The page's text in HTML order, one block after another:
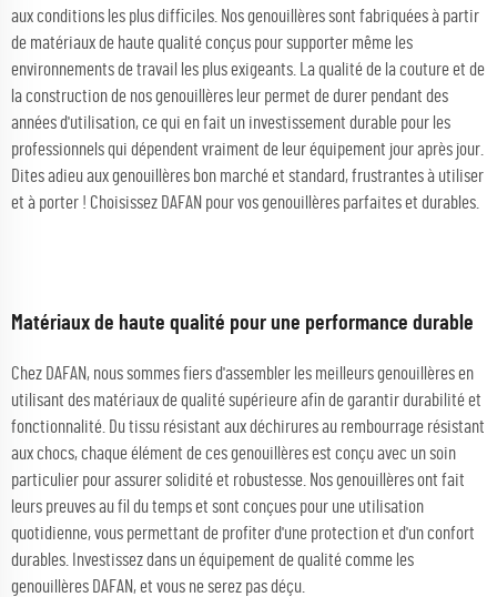
aux conditions les plus difficiles. Nos genouillères sont fabriquées à partir
de matériaux de haute qualité conçus pour supporter même les
environnements de travail les plus exigeants. La qualité de la couture et de
la construction de nos genouillères leur permet de durer pendant des
années d'utilisation, ce qui en fait un investissement durable pour les
professionnels qui dépendent vraiment de leur équipement jour après jour.
Dites adieu aux genouillères bon marché et standard, frustrantes à utiliser
et à porter ! Choisissez DAFAN pour vos genouillères parfaites et durables.
Matériaux de haute qualité pour une performance durable
Chez DAFAN, nous sommes fiers d'assembler les meilleurs genouillères en
utilisant des matériaux de qualité supérieure afin de garantir durabilité et
fonctionnalité. Du tissu résistant aux déchirures au rembourrage résistant
aux chocs, chaque élément de ces genouillères est conçu avec un soin
particulier pour assurer solidité et robustesse. Nos genouillères ont fait
leurs preuves au fil du temps et sont conçues pour une utilisation
quotidienne, vous permettant de profiter d'une protection et d'un confort
durables. Investissez dans un équipement de qualité comme les
genouillères DAFAN, et vous ne serez pas déçu.